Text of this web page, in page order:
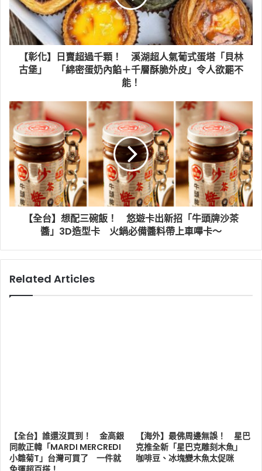
【彰化】日賣超過千顆！ 溪湖超人氣葡式蛋塔「貝林
古堡」 「綿密蛋奶內餡＋千層酥脆外皮」令人欲罷不
能！
【全台】想配三碗飯！ 悠遊卡出新招「牛頭牌沙茶
醬」3D造型卡 火鍋必備醬料帶上車嗶卡～
Related Articles
【全台】誰還沒買到！ 金高銀
同款正韓「MARDI MERCREDI
小雛菊T」台灣可買了 一件就
【海外】最佛周邊無誤！ 星巴
克推全新「星巴克雕刻木魚」
咖啡豆、冰塊變木魚太促咪